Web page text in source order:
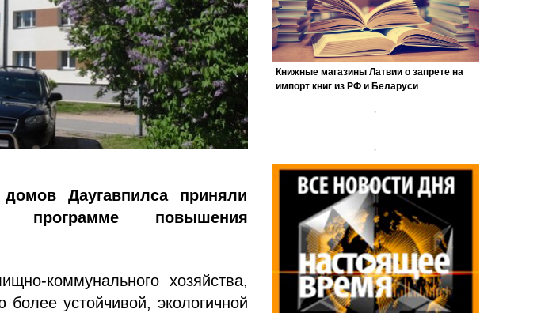
Даугавпилса приняли
программе повышения
коммунального хозяйства,
устойчивой, экологичной
'
'